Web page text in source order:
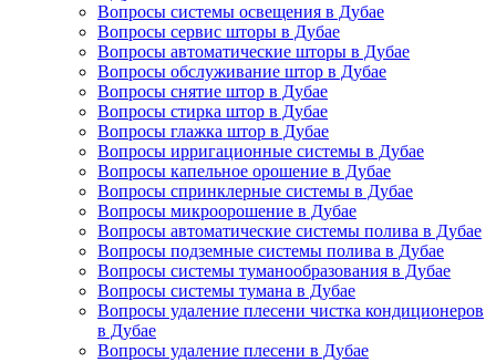
Вопросы системы освещения в Дубае
Вопросы сервис шторы в Дубае
Вопросы автоматические шторы в Дубае
Вопросы обслуживание штор в Дубае
Вопросы снятие штор в Дубае
Вопросы стирка штор в Дубае
Вопросы глажка штор в Дубае
Вопросы ирригационные системы в Дубае
Вопросы капельное орошение в Дубае
Вопросы спринклерные системы в Дубае
Вопросы микроорошение в Дубае
Вопросы автоматические системы полива в Дубае
Вопросы подземные системы полива в Дубае
Вопросы системы туманообразования в Дубае
Вопросы системы тумана в Дубае
Вопросы удаление плесени чистка кондиционеров
в Дубае
Вопросы удаление плесени в Дубае